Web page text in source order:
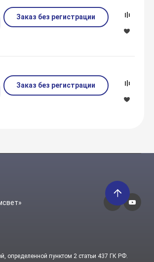
Заказ без регистрации
Заказ без регистрации
определенной пунктом 2 статьи 437 ГК РФ.